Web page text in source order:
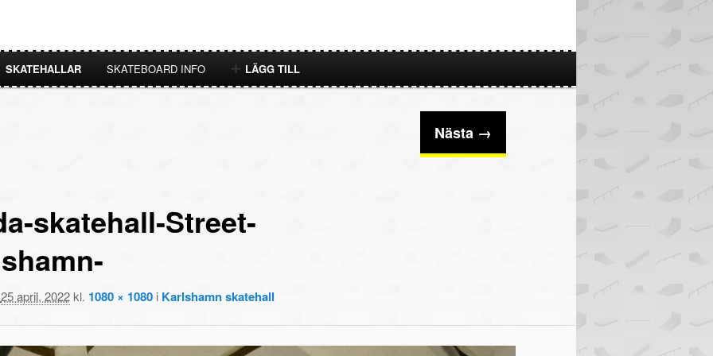
SKATEHALLAR SKATEBOARD INFO LÄGG TILL
Nästa →
skatehall-Street-
25 april, 2022kl. 1080 × 1080i Karlshamn skatehall